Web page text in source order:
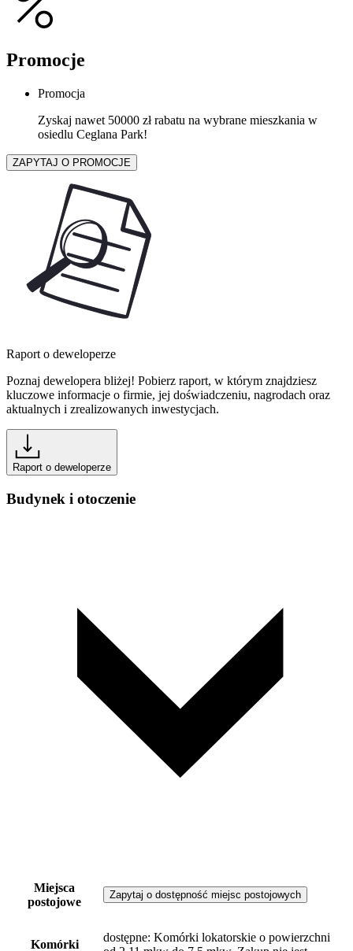
Promocje
Promocja
Zyskaj nawet 50000 zł rabatu na wybrane mieszkania w
osiedlu Ceglana Park!
ZAPYTAJ O PROMOCJE
Raport o deweloperze
Poznaj dewelopera bliżej! Pobierz raport, w którym znajdziesz
kluczowe informacje o firmie, jej doświadczeniu, nagrodach oraz
aktualnych i zrealizowanych inwestycjach.
Raport o deweloperze
Budynek i otoczenie
Miejsca
postojowe
Zapytaj o dostępność miejsc postojowych
Komórki
dostępne: Komórki lokatorskie o powierzchni